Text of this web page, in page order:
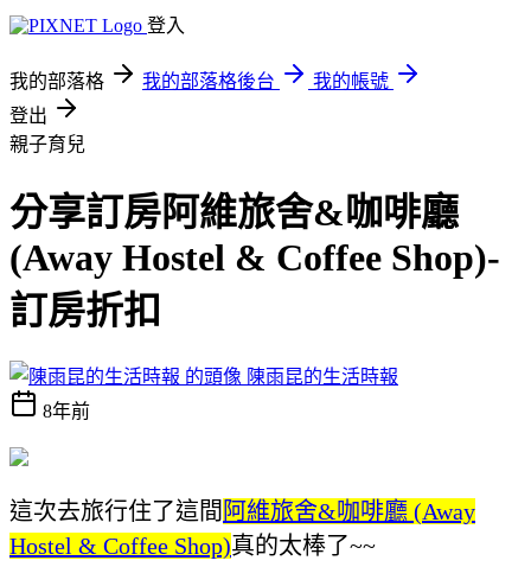
登入
我的部落格 我的部落格後台
我的帳號
登出
親子育兒
分享訂房阿維旅舍&咖啡廳
(Away Hostel & Coffee Shop)-
訂房折扣
陳雨昆的生活時報
8年前
這次去旅行住了這間 阿維旅舍&咖啡廳 (Away
Hostel & Coffee Shop)真的太棒了~~